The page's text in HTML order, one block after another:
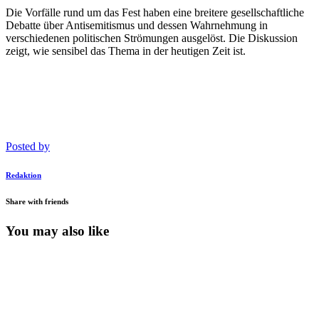
Die Vorfälle rund um das Fest haben eine breitere gesellschaftliche
Debatte über Antisemitismus und dessen Wahrnehmung in
verschiedenen politischen Strömungen ausgelöst. Die Diskussion
zeigt, wie sensibel das Thema in der heutigen Zeit ist.
Posted by
Redaktion
Share with friends
You may also like